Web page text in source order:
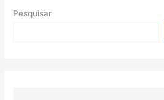
Pesquisar